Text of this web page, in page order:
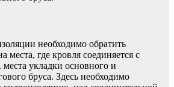
необходимо обратить
места, где кровля соединяется с
укладки основного и
бруса. Здесь необходимо